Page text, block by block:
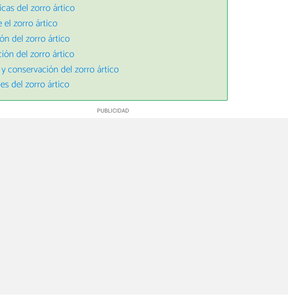
del zorro ártico
el zorro ártico
del zorro ártico
del zorro ártico
conservación del zorro ártico
del zorro ártico